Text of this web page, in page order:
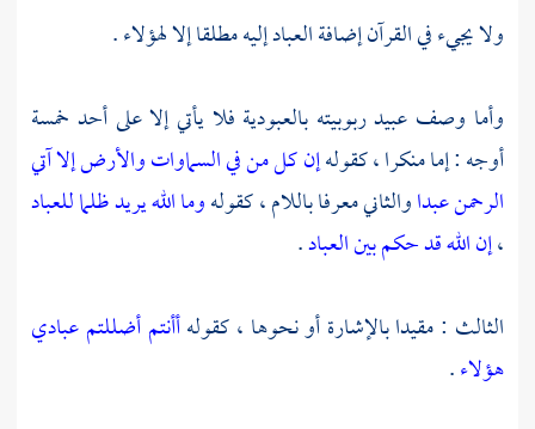
ولا يجيء في القرآن إضافة العباد إليه مطلقا إلا لهؤلاء .
وأما وصف عبيد ربوبيته بالعبودية فلا يأتي إلا على أحد خمسة
أوجه : إما منكرا ، كقولهإن كل من في السماوات والأرض إلا آتي
الرحمن عبداوالثاني معرفا باللام ، كقولهوما الله يريد ظلما للعباد
،إن الله قد حكم بين العباد.
الثالث : مقيدا بالإشارة أو نحوها ، كقولهأأنتم أضللتم عبادي
هؤلاء.